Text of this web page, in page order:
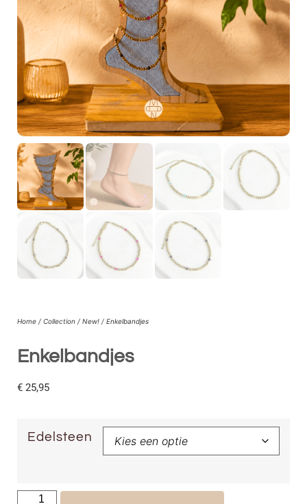
Home / Collection / New! / Enkelbandjes
Enkelbandjes
€ 25,95
Edelsteen